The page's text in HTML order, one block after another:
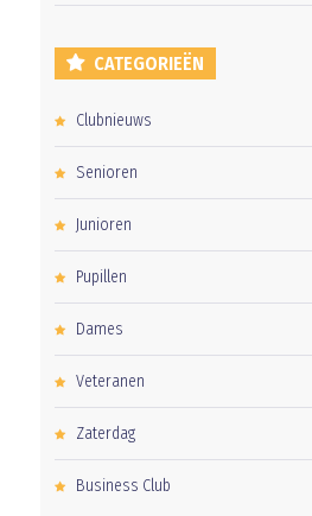
CATEGORIEËN
Clubnieuws
Senioren
Junioren
Pupillen
Dames
Veteranen
Zaterdag
Business Club